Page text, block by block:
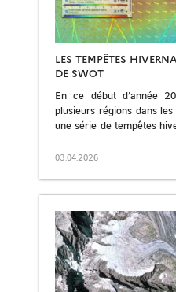
LES TEMPÊTES
DE SWOT
En ce début d’année
plusieurs régions dans
une série de tempêtes
03.04.2026